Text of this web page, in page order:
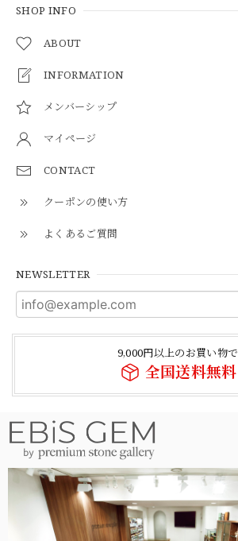
SHOP INFO
ABOUT
INFORMATION
メンバーシップ
マイページ
CONTACT
クーポンの使い方
よくあるご質問
NEWSLETTER
9,000円以上のお買い物で
全国送料無料